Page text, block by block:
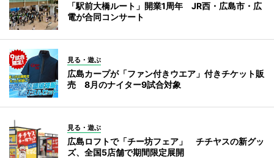
「駅前大橋ルート」開業1周年 JR西・広島市・広
電が合同コンサート
見る・遊ぶ
広島カープが「ファン付きウエア」付きチケット販
売 8月のナイター9試合対象
見る・遊ぶ
広島ロフトで「チー坊フェア」 チチヤスの新グッ
ズ、全国5店舗で期間限定展開